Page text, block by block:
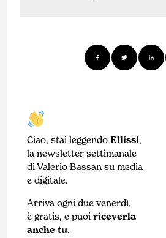
Ciao, stai leggendoEllissi,
la newsletter settimanale
di Valerio Bassan su media
e digitale.
Arriva ogni due venerdì,
è gratis, e puoiriceverla
anche tu.